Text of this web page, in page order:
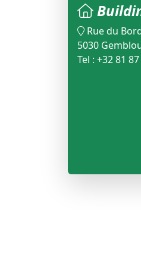
Rue du
5030
Tel : +32 81